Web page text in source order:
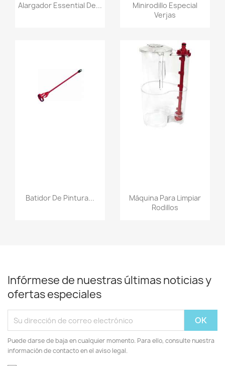
Alargador Essential De...
Minirodillo Especial
Verjas
Batidor De Pintura...
Máquina Para Limpiar
Rodillos
Infórmese de nuestras últimas noticias y
ofertas especiales
Puede darse de baja en cualquier momento. Para ello, consulte nuestra
información de contacto en el aviso legal.